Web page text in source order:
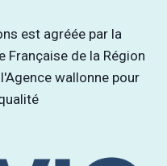
est agréée par la
de la Région
wallonne pour